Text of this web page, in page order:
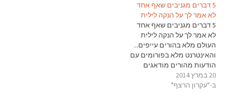
5 דברים מגניבים שאף אחד
לא אמר לך על הנקה לילית
5 דברים מגניבים שאף אחד
לא אמר לך על הנקה לילית
העולם מלא בהורים עייפים...
והאינטרנט מלא בפורומים עם
הודעות מהורים מודאגים
ומותשים שמחפשים מידע על
האם התינוקות שלהם נורמלים
20 במרץ 2014
ב-"עקרון הרצף"